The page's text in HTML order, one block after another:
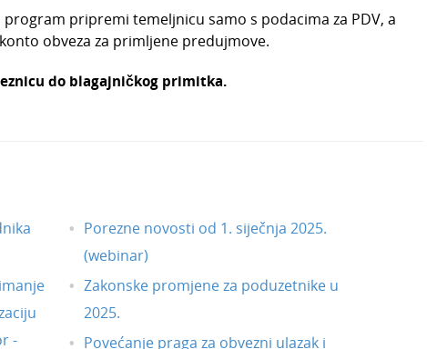
pripremi temeljnicu samo s podacima za PDV, a
obveza za primljene predujmove.
do blagajničkog primitka.
-
Porezne novosti od 1. siječnja 2025.
(webinar)
Zakonske promjene za poduzetnike u
2025.
Povećanje praga za obvezni ulazak i